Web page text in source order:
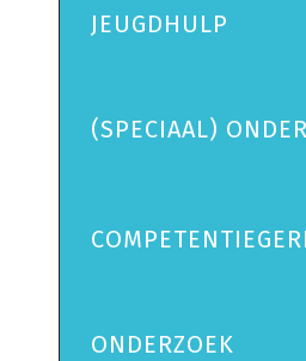
JEUGDHULP
(SPECIAAL)
ONDERZOEK